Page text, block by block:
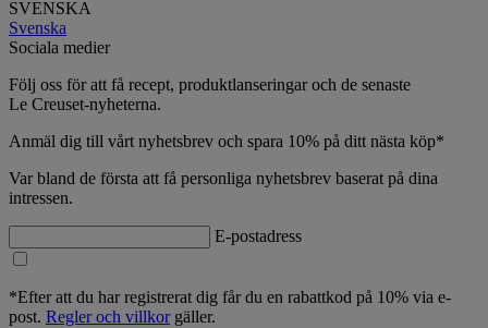
SVENSKA
Svenska
Sociala medier
Följ oss för att få recept, produktlanseringar och de senaste
Le Creuset-nyheterna.
Anmäl dig till vårt nyhetsbrev och spara 10% på ditt nästa köp*
Var bland de första att få personliga nyhetsbrev baserat på dina
intressen.
E-postadress
*Efter att du har registrerat dig får du en rabattkod på 10% via e-
post. Regler och villkorgäller.